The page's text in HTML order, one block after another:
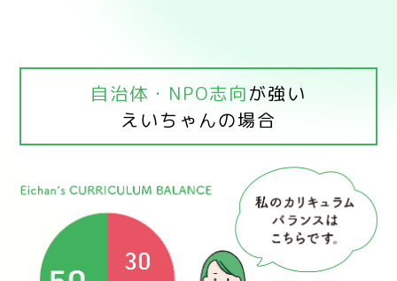
自治体・NPO志向が強い
えいちゃんの場合